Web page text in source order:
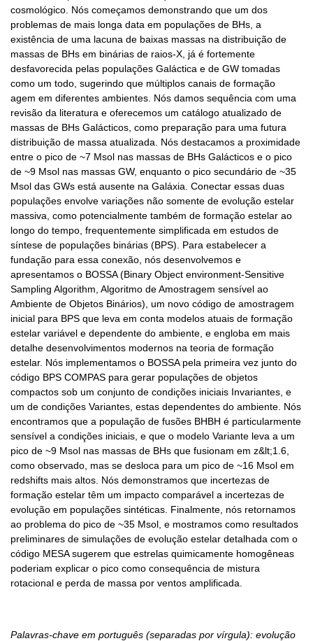
cosmológico. Nós começamos demonstrando que um dos
problemas de mais longa data em populações de BHs, a
existência de uma lacuna de baixas massas na distribuição de
massas de BHs em binárias de raios-X, já é fortemente
desfavorecida pelas populações Galáctica e de GW tomadas
como um todo, sugerindo que múltiplos canais de formação
agem em diferentes ambientes. Nós damos sequência com uma
revisão da literatura e oferecemos um catálogo atualizado de
massas de BHs Galácticos, como preparação para uma futura
distribuição de massa atualizada. Nós destacamos a proximidade
entre o pico de ~7 Msol nas massas de BHs Galácticos e o pico
de ~9 Msol nas massas GW, enquanto o pico secundário de ~35
Msol das GWs está ausente na Galáxia. Conectar essas duas
populações envolve variações não somente de evolução estelar
massiva, como potencialmente também de formação estelar ao
longo do tempo, frequentemente simplificada em estudos de
síntese de populações binárias (BPS). Para estabelecer a
fundação para essa conexão, nós desenvolvemos e
apresentamos o BOSSA (Binary Object environment-Sensitive
Sampling Algorithm, Algoritmo de Amostragem sensível ao
Ambiente de Objetos Binários), um novo código de amostragem
inicial para BPS que leva em conta modelos atuais de formação
estelar variável e dependente do ambiente, e engloba em mais
detalhe desenvolvimentos modernos na teoria de formação
estelar. Nós implementamos o BOSSA pela primeira vez junto do
código BPS COMPAS para gerar populações de objetos
compactos sob um conjunto de condições iniciais Invariantes, e
um de condições Variantes, estas dependentes do ambiente. Nós
encontramos que a população de fusões BHBH é particularmente
sensível a condições iniciais, e que o modelo Variante leva a um
pico de ~9 Msol nas massas de BHs que fusionam em z&lt;1.6,
como observado, mas se desloca para um pico de ~16 Msol em
redshifts mais altos. Nós demonstramos que incertezas de
formação estelar têm um impacto comparável a incertezas de
evolução em populações sintéticas. Finalmente, nós retornamos
ao problema do pico de ~35 Msol, e mostramos como resultados
preliminares de simulações de evolução estelar detalhada com o
código MESA sugerem que estrelas quimicamente homogêneas
poderiam explicar o pico como consequência de mistura
rotacional e perda de massa por ventos amplificada.
Palavras-chave em português (separadas por vírgula): evolução